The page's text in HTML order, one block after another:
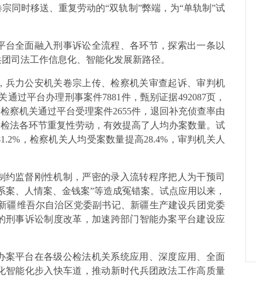
同时移送、重复劳动的“双轨制”弊端，为“单轨制”试
全面融入刑事诉讼全流程、各环节，探索出一条以
司法工作信息化、智能化发展新路径。
力公安机关卷宗上传、检察机关审查起诉、审判机
过平台办理刑事案件7881件，甄别证据492087页，
察机关通过平台受理案件2655件，退回补充侦查率由
法各环节重复性劳动，有效提高了人均办案数量。试
，检察机关人均受案数量提高28.4%，审判机关人
监督刚性机制，严密的录入流转程序把人为干预司
、人情案、金钱案”等造成冤错案。试点应用以来，
疆维吾尔自治区党委副书记、新疆生产建设兵团党委
事诉讼制度改革，加速跨部门智能办案平台建设应
平台在各级公检法机关系统应用、深度应用、全面
能化步入快车道，推动新时代兵团政法工作高质量